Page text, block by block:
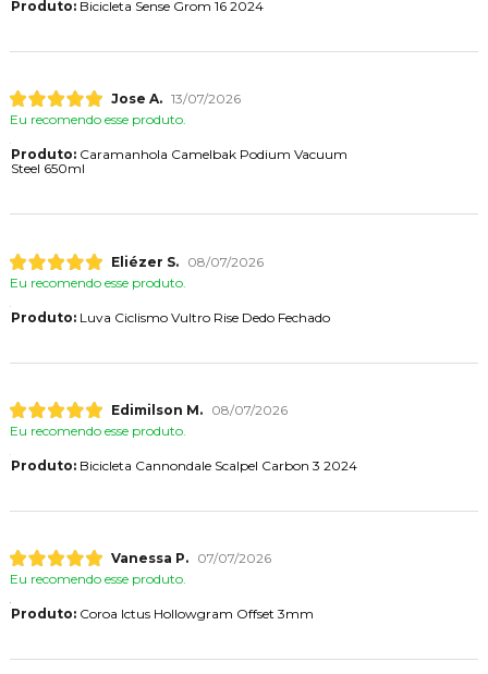
Produto:Bicicleta Sense Grom 16 2024
Jose A. 13/07/2026
Eu recomendo esse produto.
Produto:Caramanhola Camelbak Podium Vacuum
Steel 650ml
Eliézer S.
08/07/2026
Eu recomendo esse produto.
Produto:Luva Ciclismo Vultro Rise Dedo Fechado
Edimilson M.
08/07/2026
Eu recomendo esse produto.
Produto:Bicicleta Cannondale Scalpel Carbon 3 2024
Vanessa P.
07/07/2026
Eu recomendo esse produto.
Produto:Coroa Ictus Hollowgram Offset 3mm